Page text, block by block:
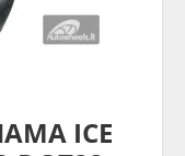
ICE